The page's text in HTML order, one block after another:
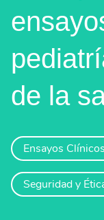
de la
Ensayos Clínicos
Seguridad y